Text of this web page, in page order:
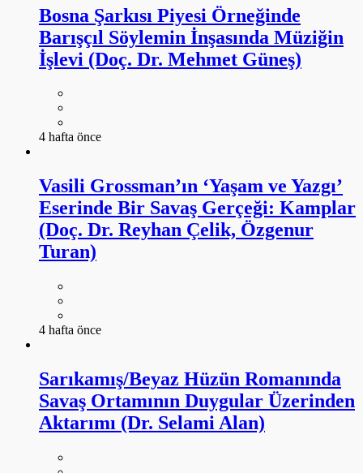
Bosna Şarkısı Piyesi Örneğinde
Barışçıl Söylemin İnşasında Müziğin
İşlevi (Doç. Dr. Mehmet Güneş)
4 hafta önce
Vasili Grossman’ın ‘Yaşam ve Yazgı’
Eserinde Bir Savaş Gerçeği: Kamplar
(Doç. Dr. Reyhan Çelik, Özgenur
Turan)
4 hafta önce
Sarıkamış/Beyaz Hüzün Romanında
Savaş Ortamının Duygular Üzerinden
Aktarımı (Dr. Selami Alan)